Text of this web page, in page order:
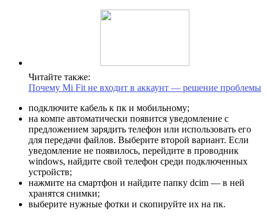
Читайте также:
Почему Mi Fit не входит в аккаунт — решение проблемы
подключите кабель к пк и мобильному;
на компе автоматически появится уведомление с
предложением зарядить телефон или использовать его
для передачи файлов. Выберите второй вариант. Если
уведомление не появилось, перейдите в проводник
windows, найдите свой телефон среди подключенных
устройств;
нажмите на смартфон и найдите папку dcim — в ней
хранятся снимки;
выберите нужные фотки и скопируйте их на пк.